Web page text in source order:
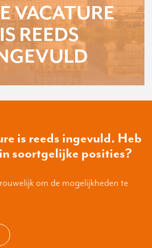
VACATURE
IS REEDS
is reeds ingevuld. Heb
soortgelijke posities?
om de mogelijkheden te